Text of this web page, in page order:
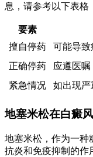
息，请参考以下表格
要素
擅自停药
可能导致
正确停药
应遵医嘱
紧急情况
如出现严
地塞米松在白癜
地塞米松，作为一种
抗炎和免疫抑制的作